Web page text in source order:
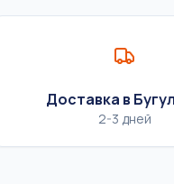
Доставка в
2-3 дней